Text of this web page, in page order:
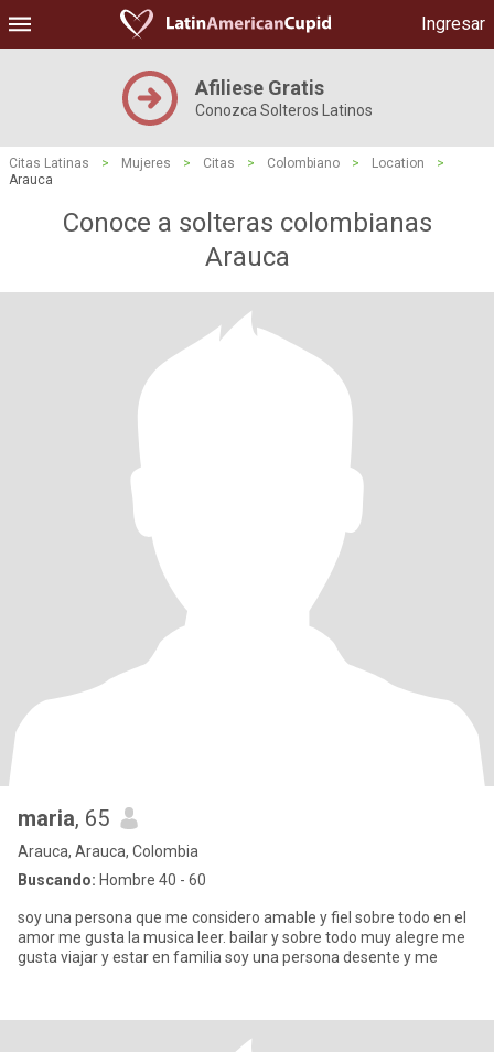
Ingresar
Afiliese Gratis
Conozca Solteros Latinos
Citas Latinas > Mujeres > Citas > Colombiano > Location
>
Arauca
Conoce a solteras colombianas
Arauca
maria, 65
Arauca, Arauca, Colombia
Buscando: Hombre 40 - 60
soy una persona que me considero amable y fiel sobre todo en el
amor me gusta la musica leer. bailar y sobre todo muy alegre me
gusta viajar y estar en familia soy una persona desente y me